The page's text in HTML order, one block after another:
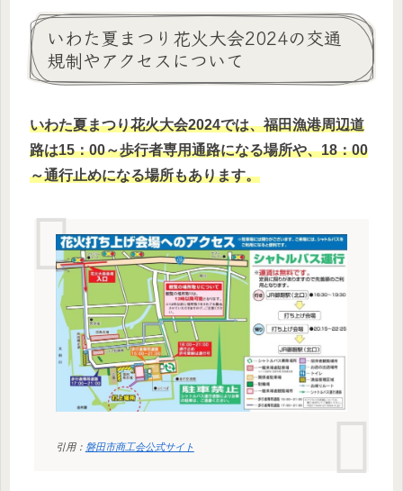
いわた夏まつり花火大会2024の交通
規制やアクセスについて
いわた夏まつり花火大会2024では、福田漁港周辺道
路は15：00～歩行者専用通路になる場所や、18：00
～通行止めになる場所もあります。
引用： 磐田市商工会公式サイト